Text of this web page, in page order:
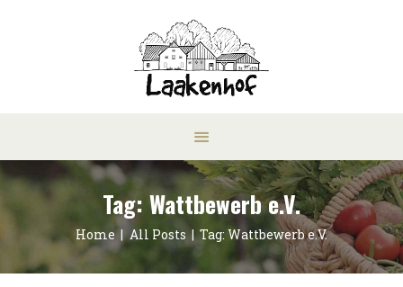
Tag: Wattbewerb e.V.
Home All Posts Tag: Wattbewerb e.V.